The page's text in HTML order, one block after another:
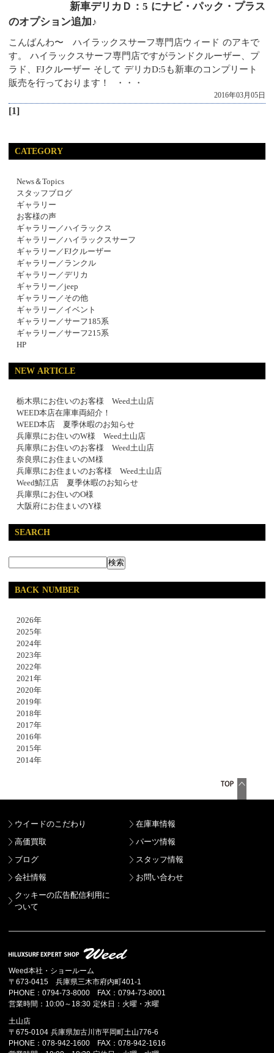
新車デリカＤ：5 にナビ・パック・プラス
のオプション追加♪
こんばんわ〜 ハイラックスサーフ専門店ウィード のアキで
す。 ハイラックスサーフ専門店ですがランドクルーザー、プ
ラド、FJクルーザー そして デリカD:5も新車のコンプリート
販売を行っております！ ・・・
2016年03月05日
[1]
CATEGORY
News＆Topics
スタッフブログ
ギャラリー
お客様の声
ギャラリー／ハイラックス
ギャラリー／ハイラックスサーフ
ギャラリー／FJクルーザー
ギャラリー／ランクル
ギャラリー／デリカ
ギャラリー／jeep
ギャラリー／その他
ギャラリー／イベント
ギャラリー／サーフ185系
ギャラリー／サーフ215系
HP
NEW ARTICLE
栃木県にお住いのお客様 Weed土山店
WEED本店在庫車両紹介！
WEED本店 夏季休暇のお知らせ
兵庫県にお住いのW様 Weed土山店
兵庫県にお住いのお客様 Weed土山店
奈良県にお住まいのM様
兵庫県にお住まいのお客様 Weed土山店
Weed鯖江店 夏季休暇のお知らせ
兵庫県にお住いのO様
大阪府にお住まいのY様
SEARCH
BACK NUMBER
2026年
2025年
2024年
2023年
2022年
2021年
2020年
2019年
2018年
2017年
2016年
2015年
2014年
ウイードのこだわり
在庫車情報
高価買取
パーツ情報
ブログ
スタッフ情報
会社情報
お問い合わせ
クッキーの広告配信利用に
ついて
Weed本社・ショールーム
〒673-0415 兵庫県三木市府内町401-1
PHONE：0794-73-8000 FAX：0794-73-8001
営業時間：10:00～18:30 定休日：火曜・水曜
土山店
〒675-0104 兵庫県加古川市平岡町土山776-6
PHONE：078-942-1600 FAX：078-942-1616